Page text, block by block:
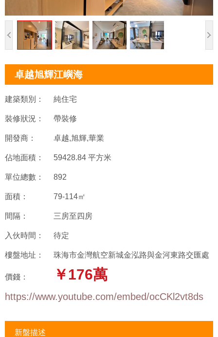
卓越旭輝江嶼海
建築類別： 純住宅
裝修狀況： 帶裝修
開發商： 卓越,旭輝,華業
佔地面積： 59428.84 平方米
單位總數： 892
面積： 79-114㎡
間隔： 三房至四房
入伙時間： 待定
樓盤地址： 珠海市金灣航空新城金泓路與金河東路交匯處
價錢： ￥176萬
https://www.youtube.com/embed/ocCKl2vt8ds
新盤描述